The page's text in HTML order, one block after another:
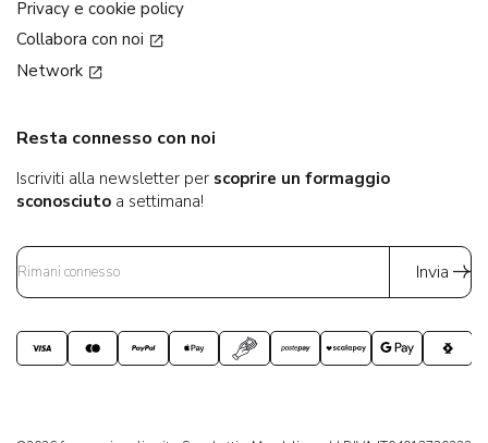
Privacy e cookie policy
Collabora con noi
Network
Resta connesso con noi
Iscriviti alla newsletter per scoprire un formaggio
sconosciuto a settimana!
Invia